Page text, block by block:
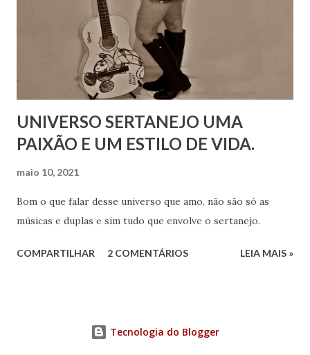
UNIVERSO SERTANEJO UMA
PAIXÃO E UM ESTILO DE VIDA.
maio 10, 2021
Bom o que falar desse universo que amo, não são só as
músicas e duplas e sim tudo que envolve o sertanejo.
COMPARTILHAR 2 COMENTÁRIOS LEIA MAIS »
Tecnologia do Blogger